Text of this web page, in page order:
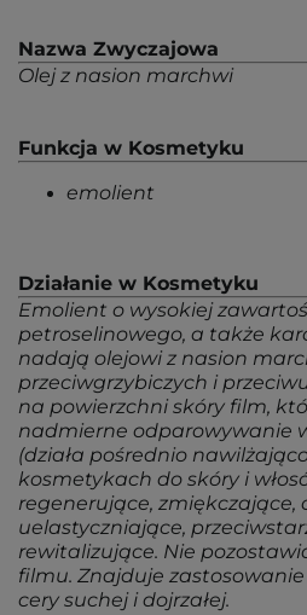
Nazwa Zwyczajowa
Olej z nasion marchwi
Funkcja w Kosmetyku
emolient
Działanie w Kosmetyku
Emolient o wysokiej
petroselinowego, a także
nadają olejowi z nasion
przeciwgrzybiczych i
na powierzchni skóry film,
nadmierne odparowywanie
(działa pośrednio
kosmetykach do skóry i
regenerujące, zmiękczające,
uelastyczniające,
rewitalizujące. Nie
filmu. Znajduje
cery suchej i dojrzałej.